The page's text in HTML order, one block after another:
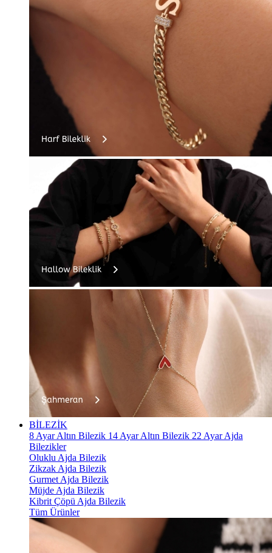
BİLEZİK
8 Ayar Altın Bilezik 14 Ayar Altın Bilezik 22 Ayar Ajda
Bilezikler
Oluklu Ajda Bilezik
Zikzak Ajda Bilezik
Gurmet Ajda Bilezik
Müjde Ajda Bilezik
Kibrit Çöpü Ajda Bilezik
Tüm Ürünler